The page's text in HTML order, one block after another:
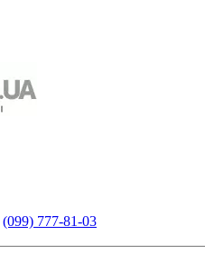
(099) 777-81-03